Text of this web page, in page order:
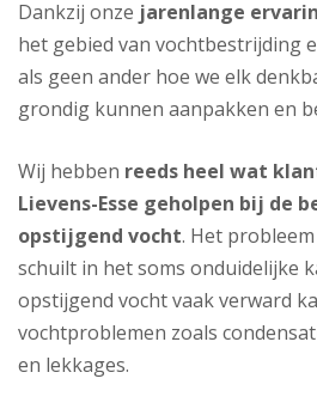
Dankzij onze jarenlange
het gebied van vochtbestrijding
als geen ander hoe we elk
grondig kunnen aanpakken en
Wij hebben reeds heel wat
Lievens-Esse geholpen bij de
opstijgend vocht. Het
schuilt in het soms onduidelijke
opstijgend vocht vaak verward
vochtproblemen zoals
en lekkages.